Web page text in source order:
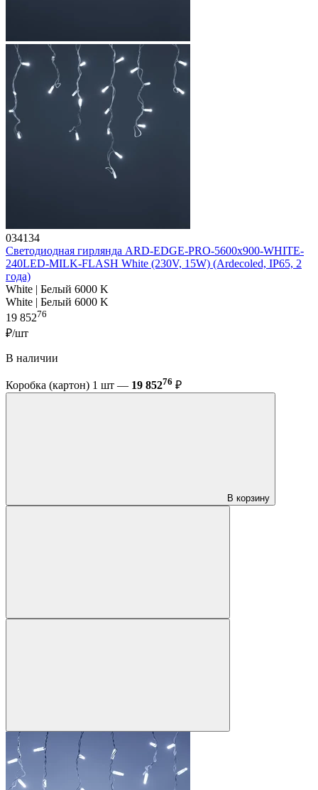
034134
Светодиодная гирлянда ARD-EDGE-PRO-5600x900-WHITE-
240LED-MILK-FLASH White (230V, 15W) (Ardecoled, IP65, 2
года)
White | Белый 6000 K
White | Белый 6000 K
19 85276
₽/шт
В наличии
Коробка (картон) 1 шт — 19 85276 ₽
В корзину